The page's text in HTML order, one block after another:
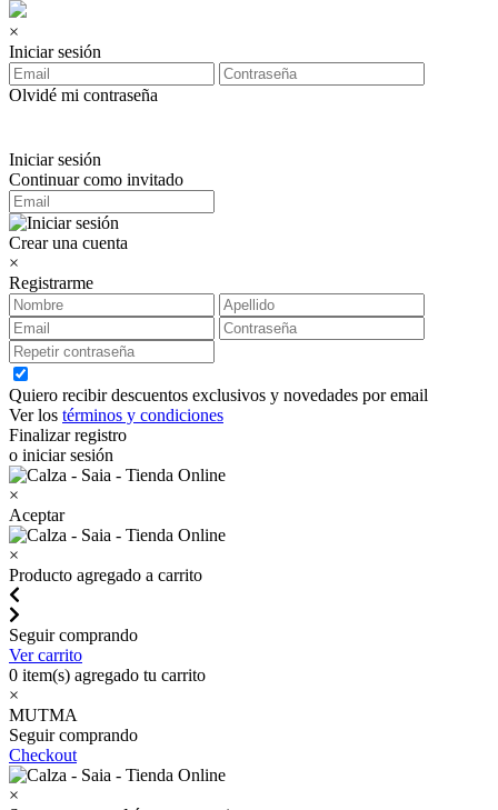
×
Iniciar sesión
Olvidé mi contraseña
Iniciar sesión
Continuar como invitado
Crear una cuenta
×
Registrarme
Quiero recibir descuentos exclusivos y novedades por email
Ver los términos y condiciones
Finalizar registro
o iniciar sesión
×
Aceptar
×
Producto agregado a carrito
Seguir comprando
Ver carrito
0 item(s) agregado tu carrito
×
MUTMA
Seguir comprando
Checkout
×